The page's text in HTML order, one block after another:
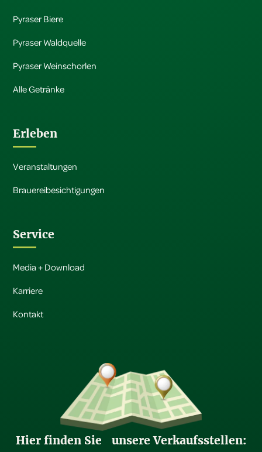
Pyraser Biere
Pyraser Waldquelle
Pyraser Weinschorlen
Alle Getränke
Erleben
Veranstaltungen
Brauereibesichtigungen
Service
Media + Download
Karriere
Kontakt
Hier finden Sie unsere Verkaufsstellen: